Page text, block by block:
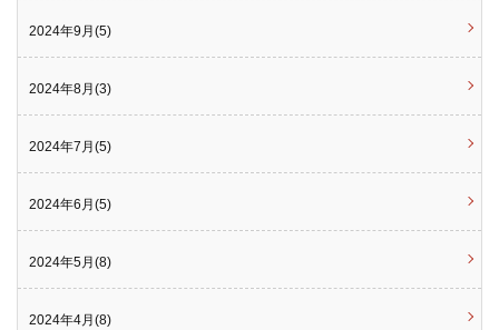
2024年9月(5)
2024年8月(3)
2024年7月(5)
2024年6月(5)
2024年5月(8)
2024年4月(8)